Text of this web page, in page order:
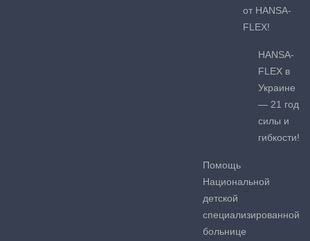
от HANSA-
FLEX!
HANSA-
FLEX в
Украине
— 21 год
силы и
гибкости!
Помощь
Национальной
детской
специализированной
больнице